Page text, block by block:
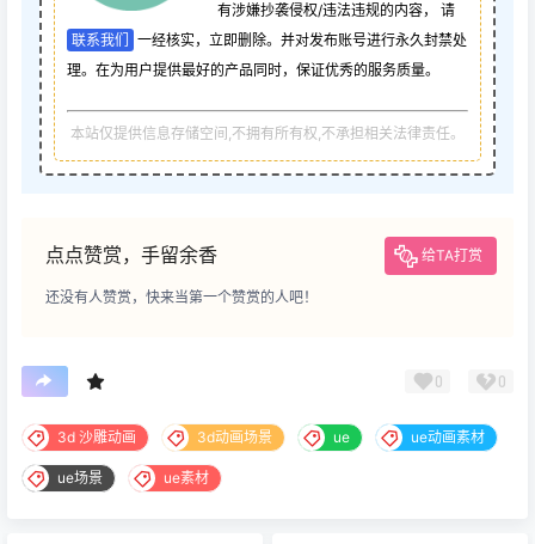
有涉嫌抄袭侵权/违法违规的内容， 请
联系我们
一经核实，立即删除。并对发布账号进行永久封禁处
理。在为用户提供最好的产品同时，保证优秀的服务质量。
本站仅提供信息存储空间,不拥有所有权,不承担相关法律责任。
点点赞赏，手留余香 给TA打赏
还没有人赞赏，快来当第一个赞赏的人吧！
0 0
3d 沙雕动画 3d动画场景 ue ue动画素材
ue场景 ue素材